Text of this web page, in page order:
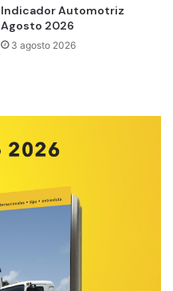
Indicador Automotriz
Agosto 2026
3 agosto 2026